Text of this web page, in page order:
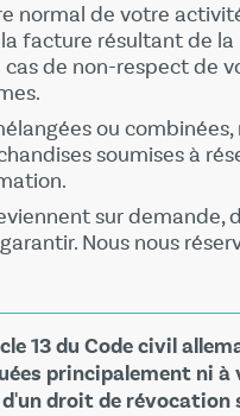
normal de votre
facture résultant de
de non-respect de
ou
soumises à
sur demande,
Nous nous
13 du Code civil
principalement ni
droit de